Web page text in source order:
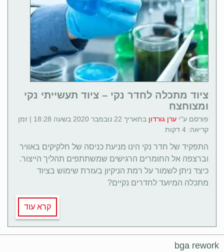
bga rework
ציוד מתכלה לחדר נקי – ציוד תעשייתי נקי
ומצוחצח
פורסם ע"י ערן גורדון
בתאריך 22 נובמבר 2020 בשעה 18:28 | זמן
קריאה: 4 דקות
התפקיד של חדר נקי הינו מניעת כניסה של חלקיקים באוויר
וברצפה אל החומרים הרגישים שמשתתפים תהליך הייצור.
כיצד ניתן לשמור על רמת הניקיון בעזרת שימוש בציוד
מתכלה המיועד לחדרים נקיים?
קרא עוד